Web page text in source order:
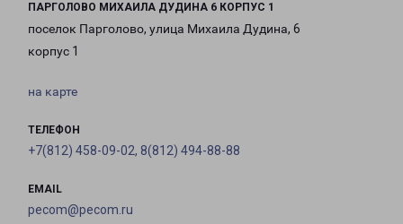
ПАРГОЛОВО МИХАИЛА ДУДИНА 6 КОРПУС 1
поселок Парголово, улица Михаила Дудина, 6
корпус 1
на карте
ТЕЛЕФОН
+7(812) 458-09-02, 8(812) 494-88-88
EMAIL
pecom@pecom.ru